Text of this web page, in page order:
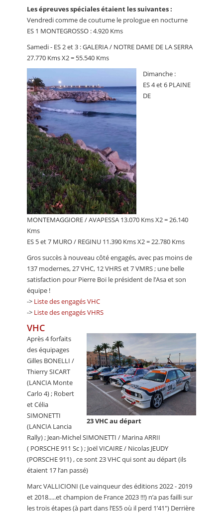
Les épreuves spéciales étaient les suivantes :
Vendredi comme de coutume le prologue en nocturne
ES 1 MONTEGROSSO : 4.920 Kms
Samedi - ES 2 et 3 : GALERIA / NOTRE DAME DE LA SERRA
27.770 Kms X2 = 55.540 Kms
Dimanche :
ES 4 et 6 PLAINE
DE
MONTEMAGGIORE / AVAPESSA 13.070 Kms X2 = 26.140
Kms
ES 5 et 7 MURO / REGINU 11.390 Kms X2 = 22.780 Kms
Gros succès à nouveau côté engagés, avec pas moins de
137 modernes, 27 VHC, 12 VHRS et 7 VMRS ; une belle
satisfaction pour Pierre Boï le président de l’Asa et son
équipe !
-> Liste des engagés VHC
-> Liste des engagés VHRS
VHC
23 VHC au départ
Après 4 forfaits
des équipages
Gilles BONELLI /
Thierry SICART
(LANCIA Monte
Carlo 4) ; Robert
et Célia
SIMONETTI
(LANCIA Lancia
Rally) ; Jean-Michel SIMONETTI / Marina ARRII
( PORSCHE 911 Sc ) ; Joël VICAIRE / Nicolas JEUDY
(PORSCHE 911) , ce sont 23 VHC qui sont au départ (ils
étaient 17 l’an passé)
Marc VALLICIONI (Le vainqueur des éditions 2022 - 2019
et 2018.....et champion de France 2023 !!!) n’a pas failli sur
les trois étapes (à part dans l’ES5 où il perd 1’41") Derrière